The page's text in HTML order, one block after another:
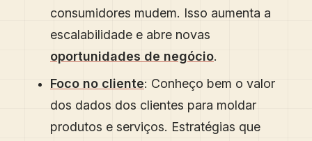
consumidores mudem. Isso aumenta a
escalabilidade e abre novas
oportunidades de negócio.
Foco no cliente: Conheço bem o valor
dos dados dos clientes para moldar
produtos e serviços. Estratégias que